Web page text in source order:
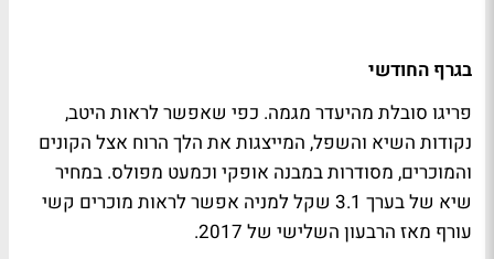
בגרף החודשי
פריגו סובלת מהיעדר מגמה. כפי שאפשר לראות היטב,
נקודות השיא והשפל, המייצגות את הלך הרוח אצל הקונים
והמוכרים, מסודרות במבנה אופקי וכמעט מפולס. במחיר
שיא של בערך 3.1 שקל למניה אפשר לראות מוכרים קשי
עורף מאז הרבעון השלישי של 2017.